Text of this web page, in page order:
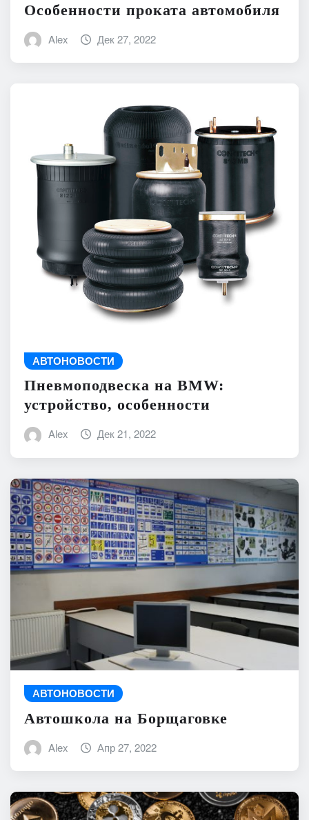
Особенности проката автомобиля
Alex Дек 27, 2022
АВТОНОВОСТИ
Пневмоподвеска на BMW:
устройство, особенности
Alex Дек 21, 2022
АВТОНОВОСТИ
Автошкола на Борщаговке
Alex Апр 27, 2022